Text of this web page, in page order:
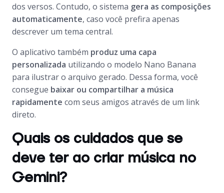
dos versos. Contudo, o sistema gera as composições
automaticamente, caso você prefira apenas
descrever um tema central.
O aplicativo também produz uma capa
personalizada utilizando o modelo Nano Banana
para ilustrar o arquivo gerado. Dessa forma, você
consegue baixar ou compartilhar a música
rapidamente com seus amigos através de um link
direto.
Quais os cuidados que se
deve ter ao criar música no
Gemini?